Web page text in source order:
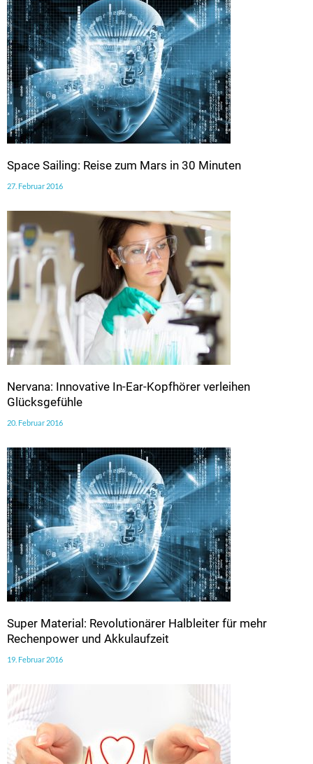
Space Sailing: Reise zum Mars in 30 Minuten
27. Februar 2016
Nervana: Innovative In-Ear-Kopfhörer verleihen
Glücksgefühle
20. Februar 2016
Super Material: Revolutionärer Halbleiter für mehr
Rechenpower und Akkulaufzeit
19. Februar 2016